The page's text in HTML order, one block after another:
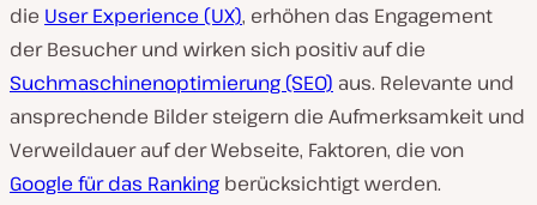
die User Experience (UX), erhöhen das Engagement
der Besucher und wirken sich positiv auf die
Suchmaschinenoptimierung (SEO) aus. Relevante und
ansprechende Bilder steigern die Aufmerksamkeit und
Verweildauer auf der Webseite, Faktoren, die von
Google für das Ranking berücksichtigt werden.